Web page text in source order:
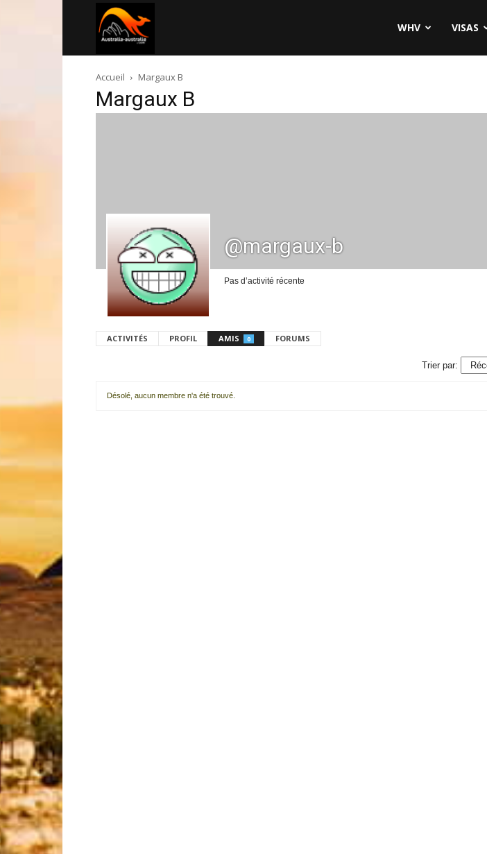
australie.com
WHV VISAS
Accueil Margaux B
Margaux B
@margaux-b
Pas d’activité récente
ACTIVITÉS PROFIL AMIS 0 FORUMS
Trier par:
Désolé, aucun membre n'a été trouvé.